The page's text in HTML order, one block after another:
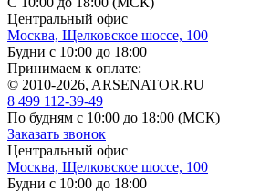
Центральный офис
Москва, Щелковское шоссе, 100
Будни с 10:00 до 18:00
Принимаем к оплате:
© 2010-2026, ARSENATOR.RU
8 499 112-39-49
По будням с 10:00 до 18:00 (МСК)
Заказать звонок
Центральный офис
Москва, Щелковское шоссе, 100
Будни с 10:00 до 18:00